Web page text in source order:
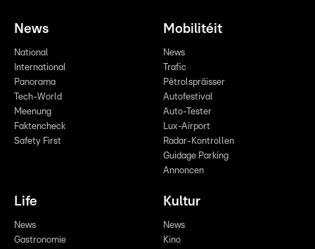
News
National
International
Panorama
Tech-World
Meenung
Faktencheck
Safety First
Mobilitéit
News
Trafic
Pëtrolspräisser
Autofestival
Auto-Tester
Lux-Airport
Radar-Kontrollen
Guidage Parking
Annoncen
Life
News
Gastronomie
Kultur
News
Kino